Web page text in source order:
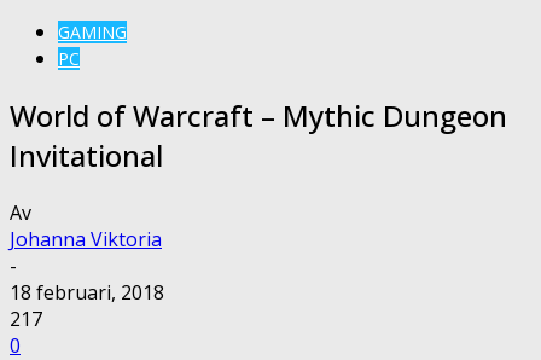
GAMING
PC
World of Warcraft – Mythic Dungeon
Invitational
Av
Johanna Viktoria
-
18 februari, 2018
217
0